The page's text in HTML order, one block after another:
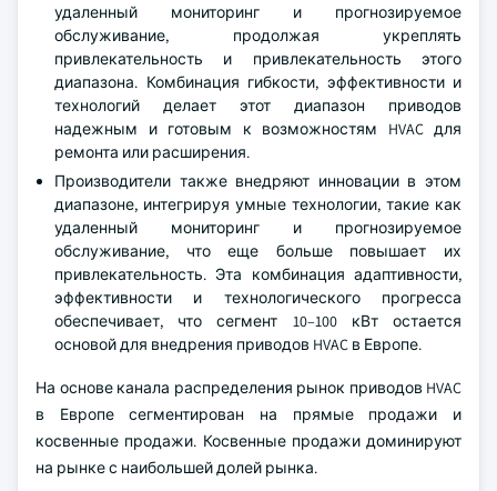
удаленный мониторинг и прогнозируемое
обслуживание, продолжая укреплять
привлекательность и привлекательность этого
диапазона. Комбинация гибкости, эффективности и
технологий делает этот диапазон приводов
надежным и готовым к возможностям HVAC для
ремонта или расширения.
Производители также внедряют инновации в этом
диапазоне, интегрируя умные технологии, такие как
удаленный мониторинг и прогнозируемое
обслуживание, что еще больше повышает их
привлекательность. Эта комбинация адаптивности,
эффективности и технологического прогресса
обеспечивает, что сегмент 10–100 кВт остается
основой для внедрения приводов HVAC в Европе.
На основе канала распределения рынок приводов HVAC
в Европе сегментирован на прямые продажи и
косвенные продажи. Косвенные продажи доминируют
на рынке с наибольшей долей рынка.